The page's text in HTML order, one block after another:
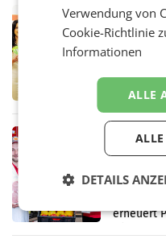
RETAIL
Eine
Müller
Über
Altstoff
RETAIL
Penny
Ober-
WIENER
erneuert
Verwendung von
Cookie-Richtlinie
Informationen
ALLE
DETAILS